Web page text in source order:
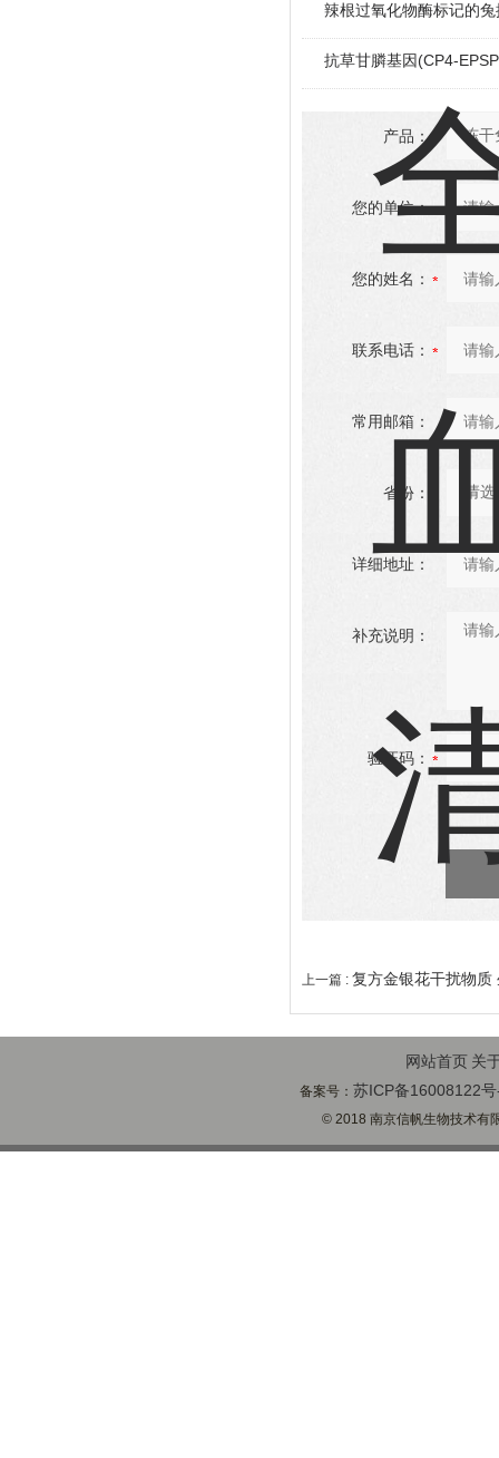
辣根过氧化物酶标记的
抗草甘膦基因(CP4-
产品：
您的单位：
您的姓名：
联系电话：
常用邮箱：
省份：
详细地址：
补充说明：
验证码：
上一篇 : 复方金银花干扰物质
网站首页 关
备案号： 苏ICP备16008122
© 2018 南京信帆生物技术有